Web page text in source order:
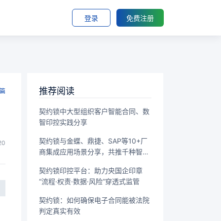
登录 免费注册
推荐阅读
契约锁中大型组织客户智能合同、数
智印控实践分享
契约锁与金蝶、鼎捷、SAP等10+厂
商集成应用场景分享，共推千种智能
契约锁印控平台：助力央国企印章
“流程·权责·数据·风险”穿透式监管
契约锁：如何确保电子合同能被法院
判定真实有效